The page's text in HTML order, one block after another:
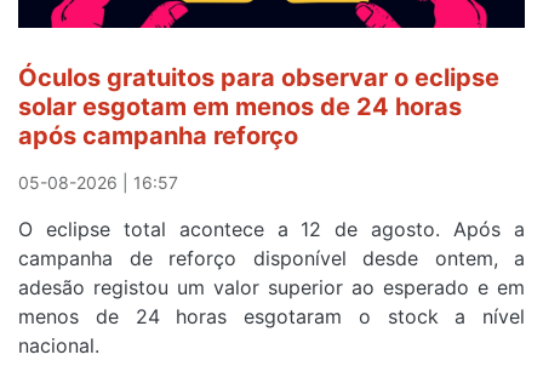
Óculos gratuitos para observar o eclipse
solar esgotam em menos de 24 horas
após campanha reforço
05-08-2026 | 16:57
O eclipse total acontece a 12 de agosto. Após a
campanha de reforço disponível desde ontem, a
adesão registou um valor superior ao esperado e em
menos de 24 horas esgotaram o stock a nível
nacional.